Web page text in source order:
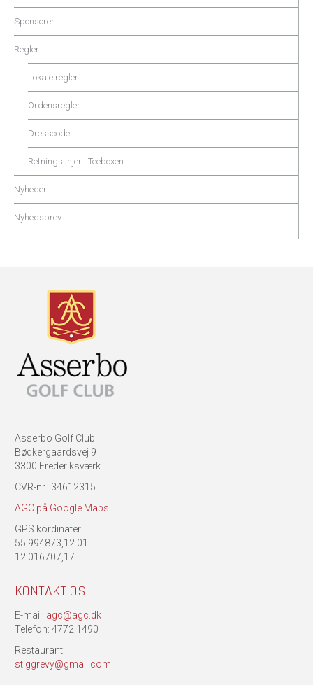
Sponsorer
Regler
Lokale regler
Ordensregler
Dresscode
Retningslinjer i Teeboxen
Nyheder
Nyhedsbrev
Asserbo Golf Club
Bødkergaardsvej 9
3300 Frederiksværk.
CVR-nr.: 34612315
AGC på Google Maps
GPS kordinater:
55.994873,12.01
12.016707,17
KONTAKT OS
E-mail: agc@agc.dk
Telefon: 4772 1490
Restaurant:
stiggrevy@gmail.com